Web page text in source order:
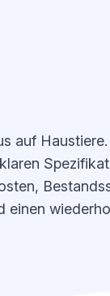
auf
einen